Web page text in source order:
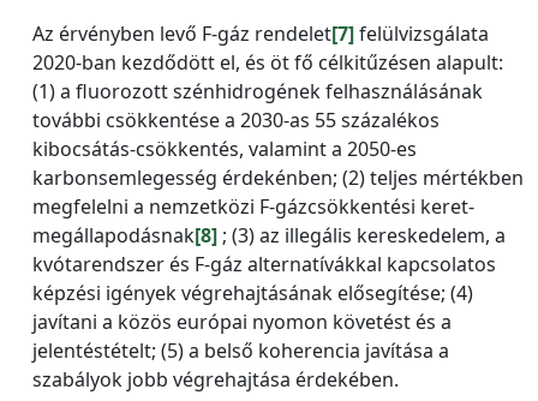
Az érvényben levő F-gáz rendelet[7]felülvizsgálata
2020-ban kezdődött el, és öt fő célkitűzésen alapult:
(1) a fluorozott szénhidrogének felhasználásának
további csökkentése a 2030-as 55 százalékos
kibocsátás-csökkentés, valamint a 2050-es
karbonsemlegesség érdekénben; (2) teljes mértékben
megfelelni a nemzetközi F-gázcsökkentési keret-
megállapodásnak[8] ; (3) az illegális kereskedelem, a
kvótarendszer és F-gáz alternatívákkal kapcsolatos
képzési igények végrehajtásának elősegítése; (4)
javítani a közös európai nyomon követést és a
jelentéstételt; (5) a belső koherencia javítása a
szabályok jobb végrehajtása érdekében.